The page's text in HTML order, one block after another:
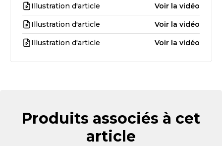
Illustration d'article Voir la vidéo
Illustration d'article Voir la vidéo
Illustration d'article Voir la vidéo
Produits associés à cet
article